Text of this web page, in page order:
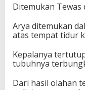
Ditemukan Tewas
Arya ditemukan
atas tempat tidur
Kepalanya
tubuhnya
Dari hasil olahan